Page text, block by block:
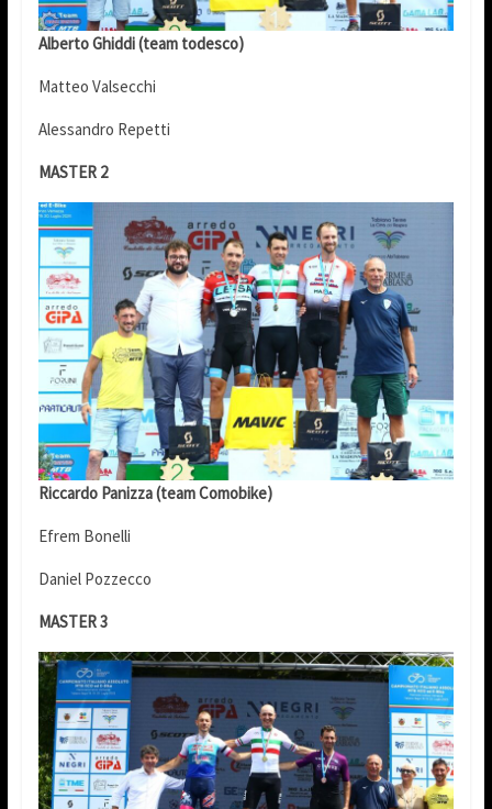
Alberto Ghiddi (team todesco)
Matteo Valsecchi
Alessandro Repetti
MASTER 2
Riccardo Panizza (team Comobike)
Efrem Bonelli
Daniel Pozzecco
MASTER 3